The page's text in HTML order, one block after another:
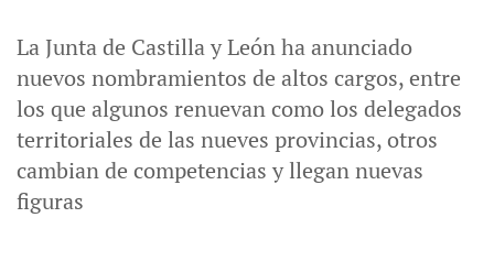
La Junta de Castilla y León ha anunciado
nuevos nombramientos de altos cargos, entre
los que algunos renuevan como los delegados
territoriales de las nueves provincias, otros
cambian de competencias y llegan nuevas
figuras